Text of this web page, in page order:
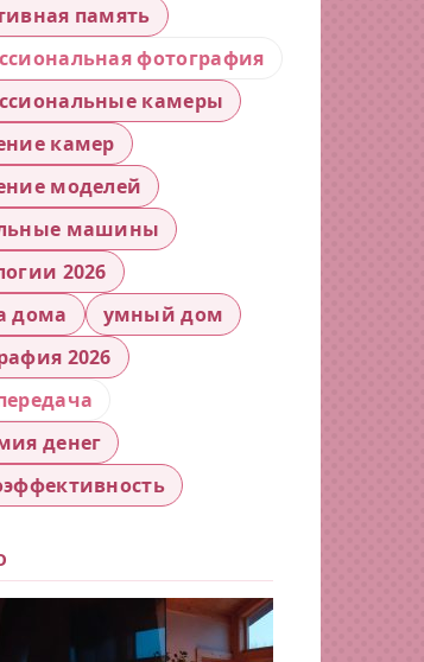
память
фотография
камеры
камер
моделей
машины
2026
дома
умный дом
2026
денег